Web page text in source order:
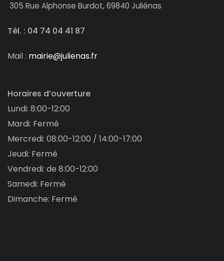
305 Rue Alphonse Burdot, 69840 Juliénas
Tél. : 04 74 04 41 87
Mail : mairie@julienas.fr
Horaires d’ouverture
Lundi: 8:00-12:00
Mardi: Fermé
Mercredi: 08:00-12:00 / 14:00-17:00
Jeudi: Fermé
Vendredi: de 8:00-12:00
Samedi: Fermé
Dimanche: Fermé